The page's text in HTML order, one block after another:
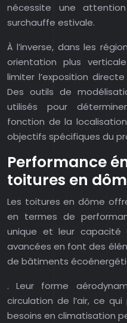
nécessite une
surchauffe estivale.
À l’inverse, dans les
orientation plus
limiter l’exposition
Des outils de
utilisés pour
fonction de la
objectifs spécifiques du
Performance
toitures en
Les toitures en dôme
en termes de
unique et leur capacité
avancées en font des
de bâtiments
. Leur forme
circulation de l’air, ce
besoins en climatisation